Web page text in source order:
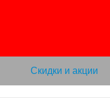
Скидки и акции